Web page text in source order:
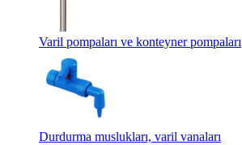
Varil pompaları ve konteyner pompaları
Durdurma muslukları, varil vanaları